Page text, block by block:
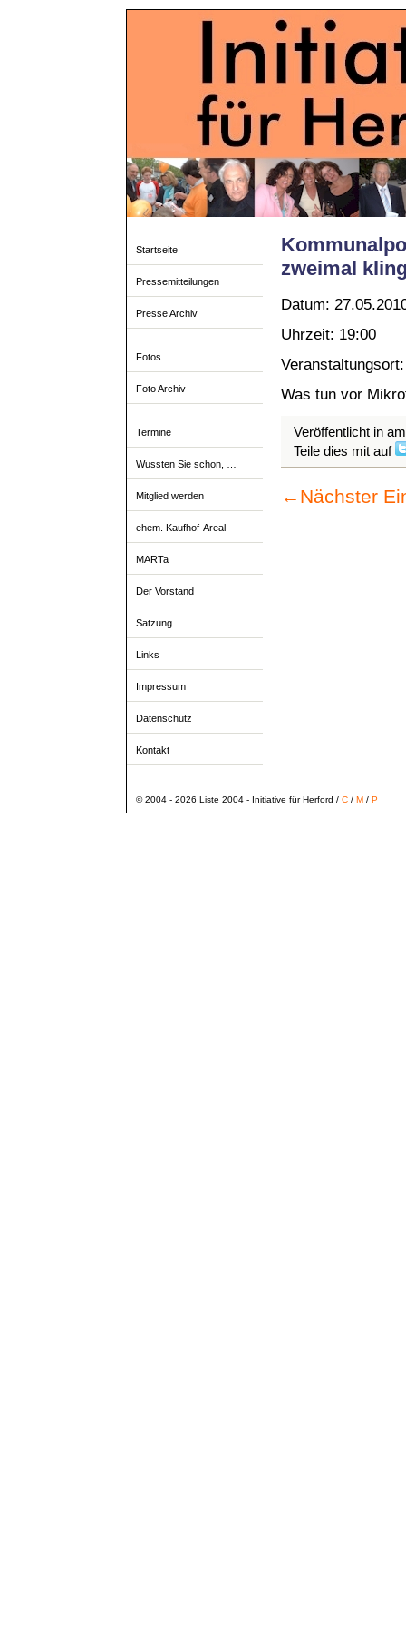
Startseite
Pressemitteilungen
Presse Archiv
Fotos
Foto Archiv
Termine
Wussten Sie schon, …
Mitglied werden
ehem. Kaufhof-Areal
MARTa
Der Vorstand
Satzung
Links
Impressum
Datenschutz
Kontakt
zweimal
Datum:
Uhrzeit: 19:00
Was tun vor
Veröffentlicht in
Teile dies mit auf
← Nächster
© 2004 - 2026 Liste 2004 - Initiative für Herford / C/ M/ P